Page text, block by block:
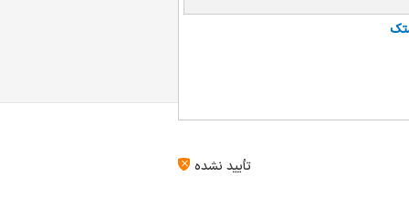
تأیید نشده